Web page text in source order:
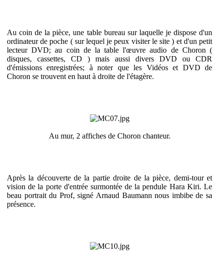
Au coin de la pièce, une table bureau sur laquelle je dispose d'un
ordinateur de poche ( sur lequel je peux visiter le site ) et d'un petit
lecteur DVD; au coin de la table l'œuvre audio de Choron (
disques, cassettes, CD ) mais aussi divers DVD ou CDR
d'émissions enregistrées; à noter que les Vidéos et DVD de
Choron se trouvent en haut à droite de l'étagère.
Au mur, 2 affiches de Choron chanteur.
Après la découverte de la partie droite de la pièce, demi-tour et
vision de la porte d'entrée surmontée de la pendule Hara Kiri. Le
beau portrait du Prof, signé Arnaud Baumann nous imbibe de sa
présence.